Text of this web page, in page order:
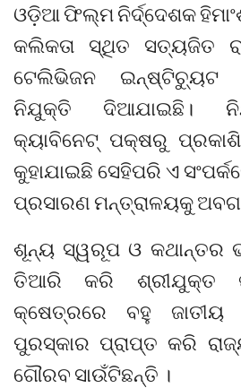
ଓଡ଼ିଆ ଫିଲ୍ମ ନିର୍ଦ୍ଦେଶକ
କଲିକତା ସ୍ଥିତ ସତ୍ୟଜିତ
ଟେଲିଭିଜନ ଇନ୍‌ଷ୍ଟିଚ୍ୟୁଟ
ନିଯୁକ୍ତି ଦିଆଯାଇଛି।
କ୍ୟାବିନେଟ୍‌ ପକ୍ଷରୁ
କୁହାଯାଇଛି ସେହିପରି ଏ
ପ୍ରସାରଣ ମନ୍ତ୍ରାଳୟକୁ
ଶୂନ୍ୟ ସ୍ୱରୂପ ଓ କଥାନ୍ତର
ତିଆରି କରି ଶ୍ରୀଯୁକ୍ତ
କ୍ଷେତ୍ରରେ ବହୁ ଜାତୀୟ
ପୁରସ୍କାର ପ୍ରାପ୍ତ କରି
ଗୌରବ ସାଉଁଟିଛନ୍ତି ।